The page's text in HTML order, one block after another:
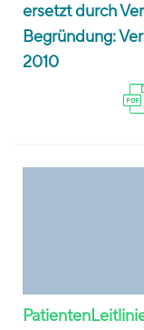
ersetzt durch
Begründung:
2010